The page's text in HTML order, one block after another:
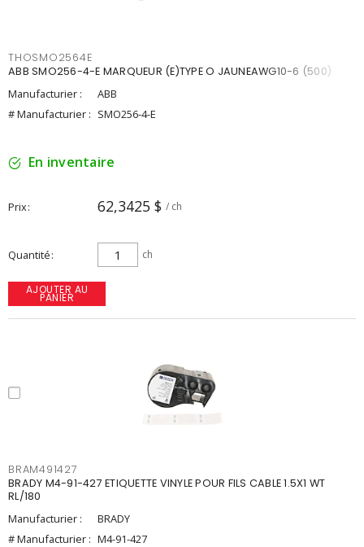
THOSMO2564E
ABB SMO256-4-E MARQUEUR (E)TYPE O JAUNEAWG10-6 (500)
Manufacturier :
ABB
# Manufacturier : SMO256-4-E
En inventaire
Prix 62,3425 $ / ch
Quantité ch
AJOUTER AU
PANIER
BRAM491427
BRADY M4-91-427 ETIQUETTE VINYLE POUR FILS CABLE 1.5X1 WT
RL/180
Manufacturier :
BRADY
# Manufacturier : M4-91-427